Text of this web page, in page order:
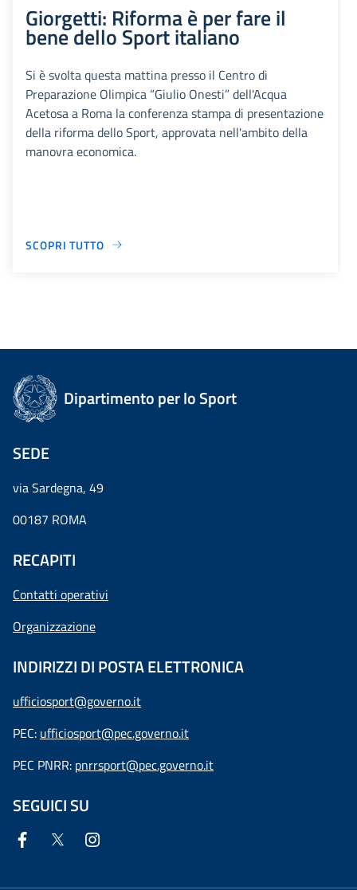
Giorgetti: Riforma è per fare il
bene dello Sport italiano
Si è svolta questa mattina presso il Centro di
Preparazione Olimpica “Giulio Onesti” dell'Acqua
Acetosa a Roma la conferenza stampa di presentazione
della riforma dello Sport, approvata nell'ambito della
manovra economica.
SCOPRI TUTTO
Dipartimento per lo Sport
SEDE
via Sardegna, 49
00187 ROMA
RECAPITI
Contatti operativi
Organizzazione
INDIRIZZI DI POSTA ELETTRONICA
ufficiosport@governo.it
PEC: ufficiosport@pec.governo.it
PEC PNRR: pnrrsport@pec.governo.it
SEGUICI SU